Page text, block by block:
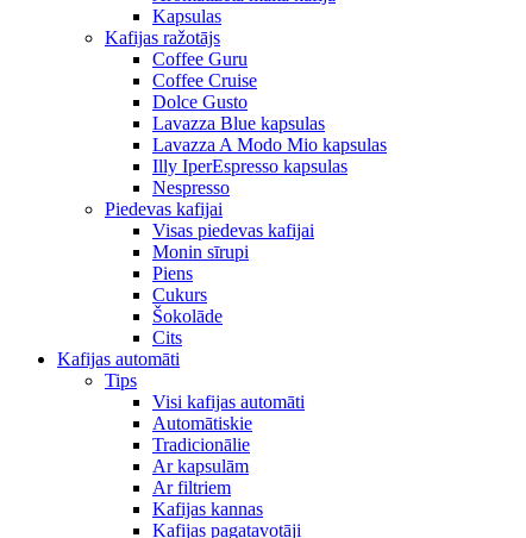
Kapsulas
Kafijas ražotājs
Coffee Guru
Coffee Cruise
Dolce Gusto
Lavazza Blue kapsulas
Lavazza A Modo Mio kapsulas
Illy IperEspresso kapsulas
Nespresso
Piedevas kafijai
Visas piedevas kafijai
Monin sīrupi
Piens
Cukurs
Šokolāde
Cits
Kafijas automāti
Tips
Visi kafijas automāti
Automātiskie
Tradicionālie
Ar kapsulām
Ar filtriem
Kafijas kannas
Kafijas pagatavotāji